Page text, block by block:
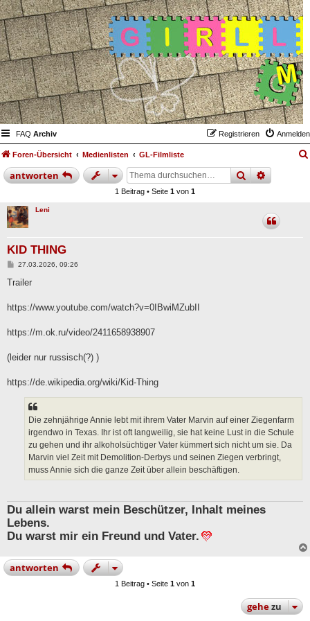
FAQ Archiv Anmelden
Registrieren
Foren-Übersicht Medienlisten GL-Filmliste
antworten suche
1 Beitrag • Seite 1 von 1
Leni
KID THING
B
i
a
g
27.03.2026, 09:26
Trailer
https://www.youtube.com/watch?v=0IBwiMZubII
https://m.ok.ru/video/2411658938907
(leider nur russisch(?) )
https://de.wikipedia.org/wiki/Kid-Thing
Die zehnjährige Annie lebt mit ihrem Vater Marvin auf einer Ziegenfarm
irgendwo in Texas. Ihr ist oft langweilig, sie hat keine Lust in die Schule
zu gehen und ihr alkoholsüchtiger Vater kümmert sich nicht um sie. Da
Marvin viel Zeit mit Demolition-Derbys und seinen Ziegen verbringt,
muss Annie sich die ganze Zeit über allein beschäftigen.
Du allein warst mein Beschützer, Inhalt meines
Lebens.
Du warst mir ein Freund und Vater.
antworten
1 Beitrag • Seite 1 von 1
gehezu